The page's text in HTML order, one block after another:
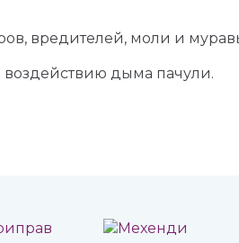
вредителей, моли и
воздействию дыма пачули.